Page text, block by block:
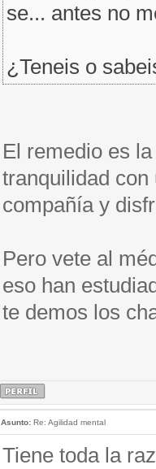
se... antes no
¿Teneis o
El remedio es
tranquilidad con
compañía y
Pero vete al
eso han
te demos los
Asunto:Re: Agilidad mental
Tiene toda la